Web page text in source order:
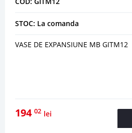
STOC: La comanda
VASE DE EXPANSIUNE MB GITM12
194 02 lei